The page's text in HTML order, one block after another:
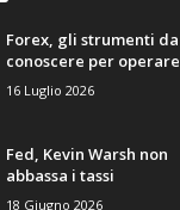
Forex, gli strumenti da
conoscere per operare
16 Luglio 2026
Fed, Kevin Warsh non
abbassa i tassi
18 Giugno 2026